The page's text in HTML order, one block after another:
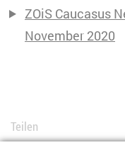
ZOiS Caucasus
November 2020
Teilen